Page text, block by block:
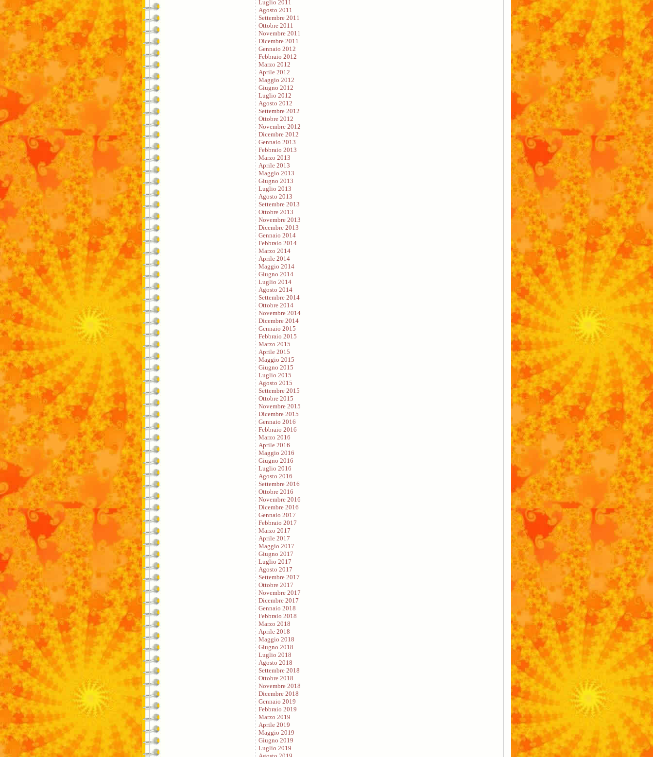
Luglio 2011
Agosto 2011
Settembre 2011
Ottobre 2011
Novembre 2011
Dicembre 2011
Gennaio 2012
Febbraio 2012
Marzo 2012
Aprile 2012
Maggio 2012
Giugno 2012
Luglio 2012
Agosto 2012
Settembre 2012
Ottobre 2012
Novembre 2012
Dicembre 2012
Gennaio 2013
Febbraio 2013
Marzo 2013
Aprile 2013
Maggio 2013
Giugno 2013
Luglio 2013
Agosto 2013
Settembre 2013
Ottobre 2013
Novembre 2013
Dicembre 2013
Gennaio 2014
Febbraio 2014
Marzo 2014
Aprile 2014
Maggio 2014
Giugno 2014
Luglio 2014
Agosto 2014
Settembre 2014
Ottobre 2014
Novembre 2014
Dicembre 2014
Gennaio 2015
Febbraio 2015
Marzo 2015
Aprile 2015
Maggio 2015
Giugno 2015
Luglio 2015
Agosto 2015
Settembre 2015
Ottobre 2015
Novembre 2015
Dicembre 2015
Gennaio 2016
Febbraio 2016
Marzo 2016
Aprile 2016
Maggio 2016
Giugno 2016
Luglio 2016
Agosto 2016
Settembre 2016
Ottobre 2016
Novembre 2016
Dicembre 2016
Gennaio 2017
Febbraio 2017
Marzo 2017
Aprile 2017
Maggio 2017
Giugno 2017
Luglio 2017
Agosto 2017
Settembre 2017
Ottobre 2017
Novembre 2017
Dicembre 2017
Gennaio 2018
Febbraio 2018
Marzo 2018
Aprile 2018
Maggio 2018
Giugno 2018
Luglio 2018
Agosto 2018
Settembre 2018
Ottobre 2018
Novembre 2018
Dicembre 2018
Gennaio 2019
Febbraio 2019
Marzo 2019
Aprile 2019
Maggio 2019
Giugno 2019
Luglio 2019